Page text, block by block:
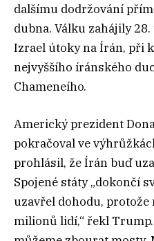
dalšímu dodržování
dubna. Válku zahájily
Izrael útoky na Írán, při
nejvyššího íránského
Chameneího.
Americký prezident
pokračoval ve
prohlásil, že Írán buď
Spojené státy „dokončí
uzavřel dohodu,
milionů lidí,“ řekl